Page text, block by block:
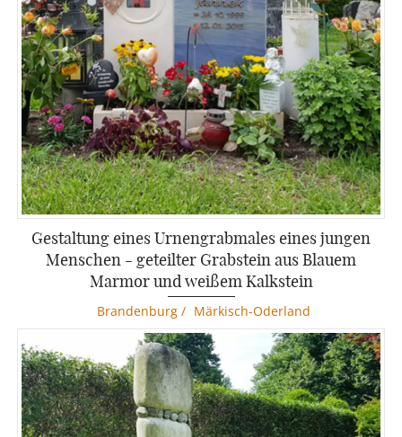
Gestaltung eines Urnengrabmales eines jungen
Menschen - geteilter Grabstein aus Blauem
Marmor und weißem Kalkstein
Brandenburg/ Märkisch-Oderland